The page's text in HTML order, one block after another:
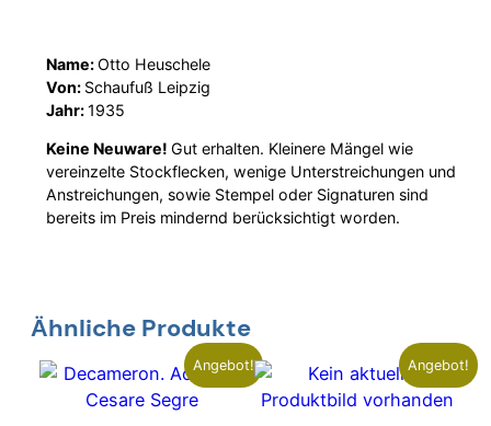
Name:Otto Heuschele
Von: Schaufuß Leipzig
Jahr:1935
Keine Neuware!Gut erhalten. Kleinere Mängel wie
vereinzelte Stockflecken, wenige Unterstreichungen und
Anstreichungen, sowie Stempel oder Signaturen sind
bereits im Preis mindernd berücksichtigt worden.
Ähnliche Produkte
Angebot! Angebot!